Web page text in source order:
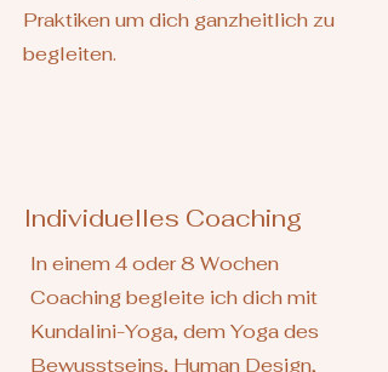
Praktiken um dich ganzheitlich zu
begleiten.
Individuelles Coaching
In einem 4 oder 8 Wochen
Coaching begleite ich dich mit
Kundalini-Yoga, dem Yoga des
Bewusstseins, Human Design,